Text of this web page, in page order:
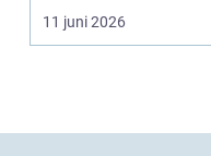
renovering, er en dy...
11 juni 2026